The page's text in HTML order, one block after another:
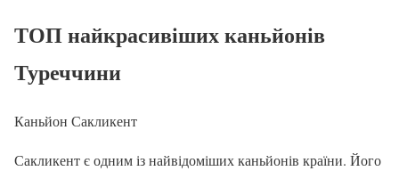
ТОП найкрасивіших каньйонів
Туреччини
Каньйон Сакликент
Сакликент є одним із найвідоміших каньйонів країни. Його